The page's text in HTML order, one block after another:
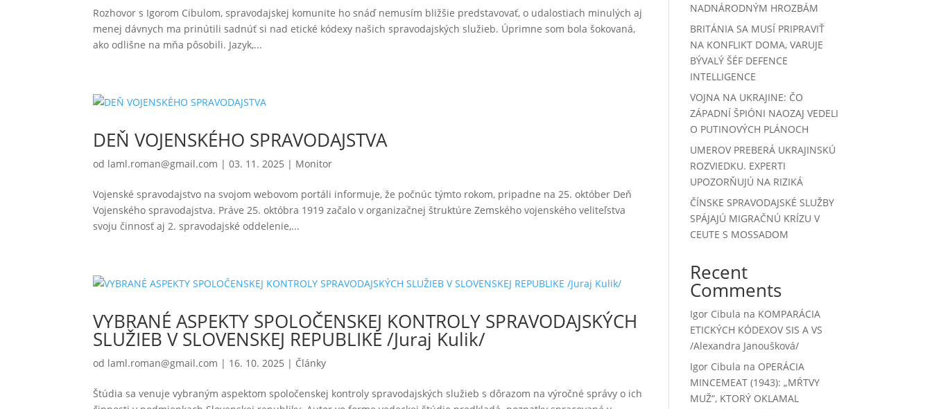
Rozhovor s Igorom Cibulom, spravodajskej komunite ho snáď nemusím bližšie predstavovať, o udalostiach minulých aj
menej dávnych ma prinútili sadnúť si nad etické kódexy našich spravodajských služieb. Úprimne som bola šokovaná,
ako odlišne na mňa pôsobili. Jazyk,...
DEŇ VOJENSKÉHO SPRAVODAJSTVA
od laml.roman@gmail.com |03. 11. 2025 | Monitor
Vojenské spravodajstvo na svojom webovom portáli informuje, že počnúc týmto rokom, pripadne na 25. október Deň
Vojenského spravodajstva. Práve 25. októbra 1919 začalo v organizačnej štruktúre Zemského vojenského veliteľstva
svoju činnosť aj 2. spravodajské oddelenie,...
VYBRANÉ ASPEKTY SPOLOČENSKEJ KONTROLY SPRAVODAJSKÝCH
SLUŽIEB V SLOVENSKEJ REPUBLIKE /Juraj Kulik/
od laml.roman@gmail.com | 16. 10. 2025 | Články
Štúdia sa venuje vybraným aspektom spoločenskej kontroly spravodajských služieb s dôrazom na výročné správy o ich
NADNÁRODNÝM HROZBÁM
BRITÁNIA SA MUSÍ PRIPRAVIŤ
NA KONFLIKT DOMA, VARUJE
BÝVALÝ ŠÉF DEFENCE
INTELLIGENCE
VOJNA NA UKRAJINE: ČO
ZÁPADNÍ ŠPIÓNI NAOZAJ VEDELI
O PUTINOVÝCH PLÁNOCH
UMEROV PREBERÁ UKRAJINSKÚ
ROZVIEDKU. EXPERTI
UPOZORŇUJÚ NA RIZIKÁ
ČÍNSKE SPRAVODAJSKÉ SLUŽBY
SPÁJAJÚ MIGRAČNÚ KRÍZU V
CEUTE S MOSSADOM
Recent
Comments
Igor Cibula na KOMPARÁCIA
ETICKÝCH KÓDEXOV SIS A VS
/Alexandra Janoušková/
Igor Cibula na OPERÁCIA
MINCEMEAT (1943): „MŔTVY
MUŽ“, KTORÝ OKLAMAL